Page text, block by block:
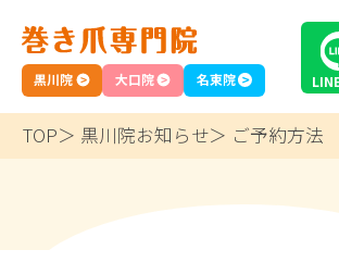
名東院
黒川院 大口院
TOP 黒川院お知らせ ご予約方法